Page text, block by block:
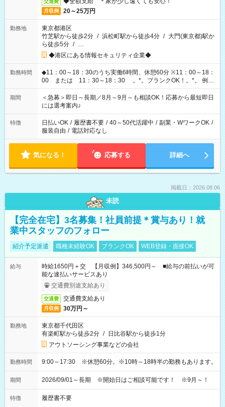
交通費
月収例 20～25万円
勤務地
東京都港区
竹芝駅から徒歩2分 / 浜松町駅から徒歩4分 / 大門(東京都)駅か
ら徒歩5分 / …
◆港区にある情報セキュリティ企業◆
勤務時間
◆11：00～18：30のうち実働6時間、休憩60分 ※11：00～18：
00 または 11：30～18：30 。*。ブランクOK！。*。 例え
ば前職が、 在宅/財団法人/事務/コールセンター/受付/販売/カフェ
スタッフ スイーツ販売/ホテルフロント/化粧品販売/など 様々な
業界から入社して活躍されています♪
期間
＜急募＞即日～長期／8月～9月～も相談OK！応募から最短即日
には選考案内♪
特徴 日払いOK / 履歴書不要 / 40～50代活躍中 / 副業・WワークOK /
服装自由 / 電話対応なし
気になる！ 応募する 詳細へ
掲載日：2026.08.06
未読
【完全在宅】3名募集！社員前提＊賞与あり！就
業中スタッフのフォロー
紹介予定派遣 職種未経験OK ブランクOK WEB登録・面接OK
給与
時給1650円＋交 【月収例】346,500円～ ■給与の前払いが可
能な速払いサービスあり
交通費別途支給あり
交通費 交通費支給あり
月収例 30万円～
勤務地
東京都千代田区
有楽町駅から徒歩2分 / 日比谷駅から徒歩1分
アウトソーシング事業などの会社
勤務時間 9:00～17:30 ※休憩60分。※10時～18時半の勤務もあります。
期間 2026/09/01～長期 ※開始日はご相談可能です！ ※9月～！
特徴 履歴書不要